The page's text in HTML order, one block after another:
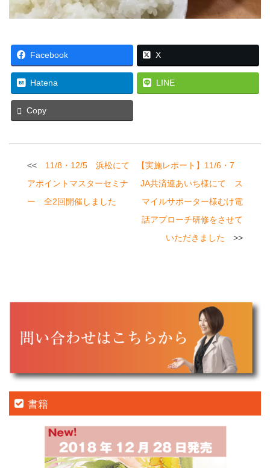
Facebook X
Hatena LINE
Copy
投
稿
ナ
ョ
11/8・12/5 浜松にて
アポイントマスターセミナ
ー 全2回開催しました
【実施レポート】11/6・7
JA共済連あいち様にて ス
マイルサポーター様むけ電
話アプローチ研修をさせて
いただきました
書籍